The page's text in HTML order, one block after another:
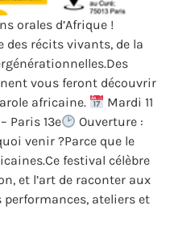
orales d’Afrique !
des récits vivants, de la
vous feront découvrir
africaine.
Mardi 11
Paris 13e
Ouverture :
venir ?Parce que le
festival célèbre
et l’art de raconter aux
ateliers et